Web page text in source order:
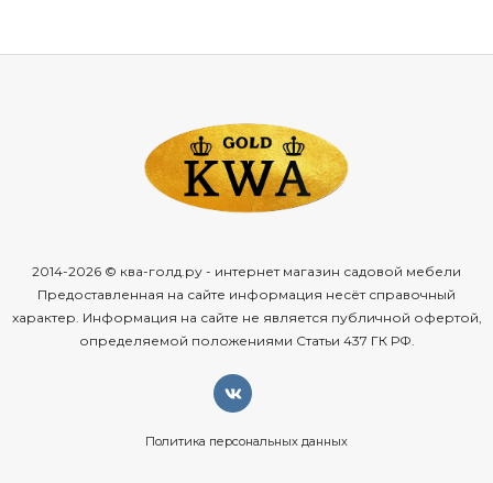
2014-2026 © ква-голд.ру - интернет магазин садовой мебели
Предоставленная на сайте информация несёт справочный
характер. Информация на сайте не является публичной офертой,
определяемой положениями Статьи 437 ГК РФ.
Политика персональных данных